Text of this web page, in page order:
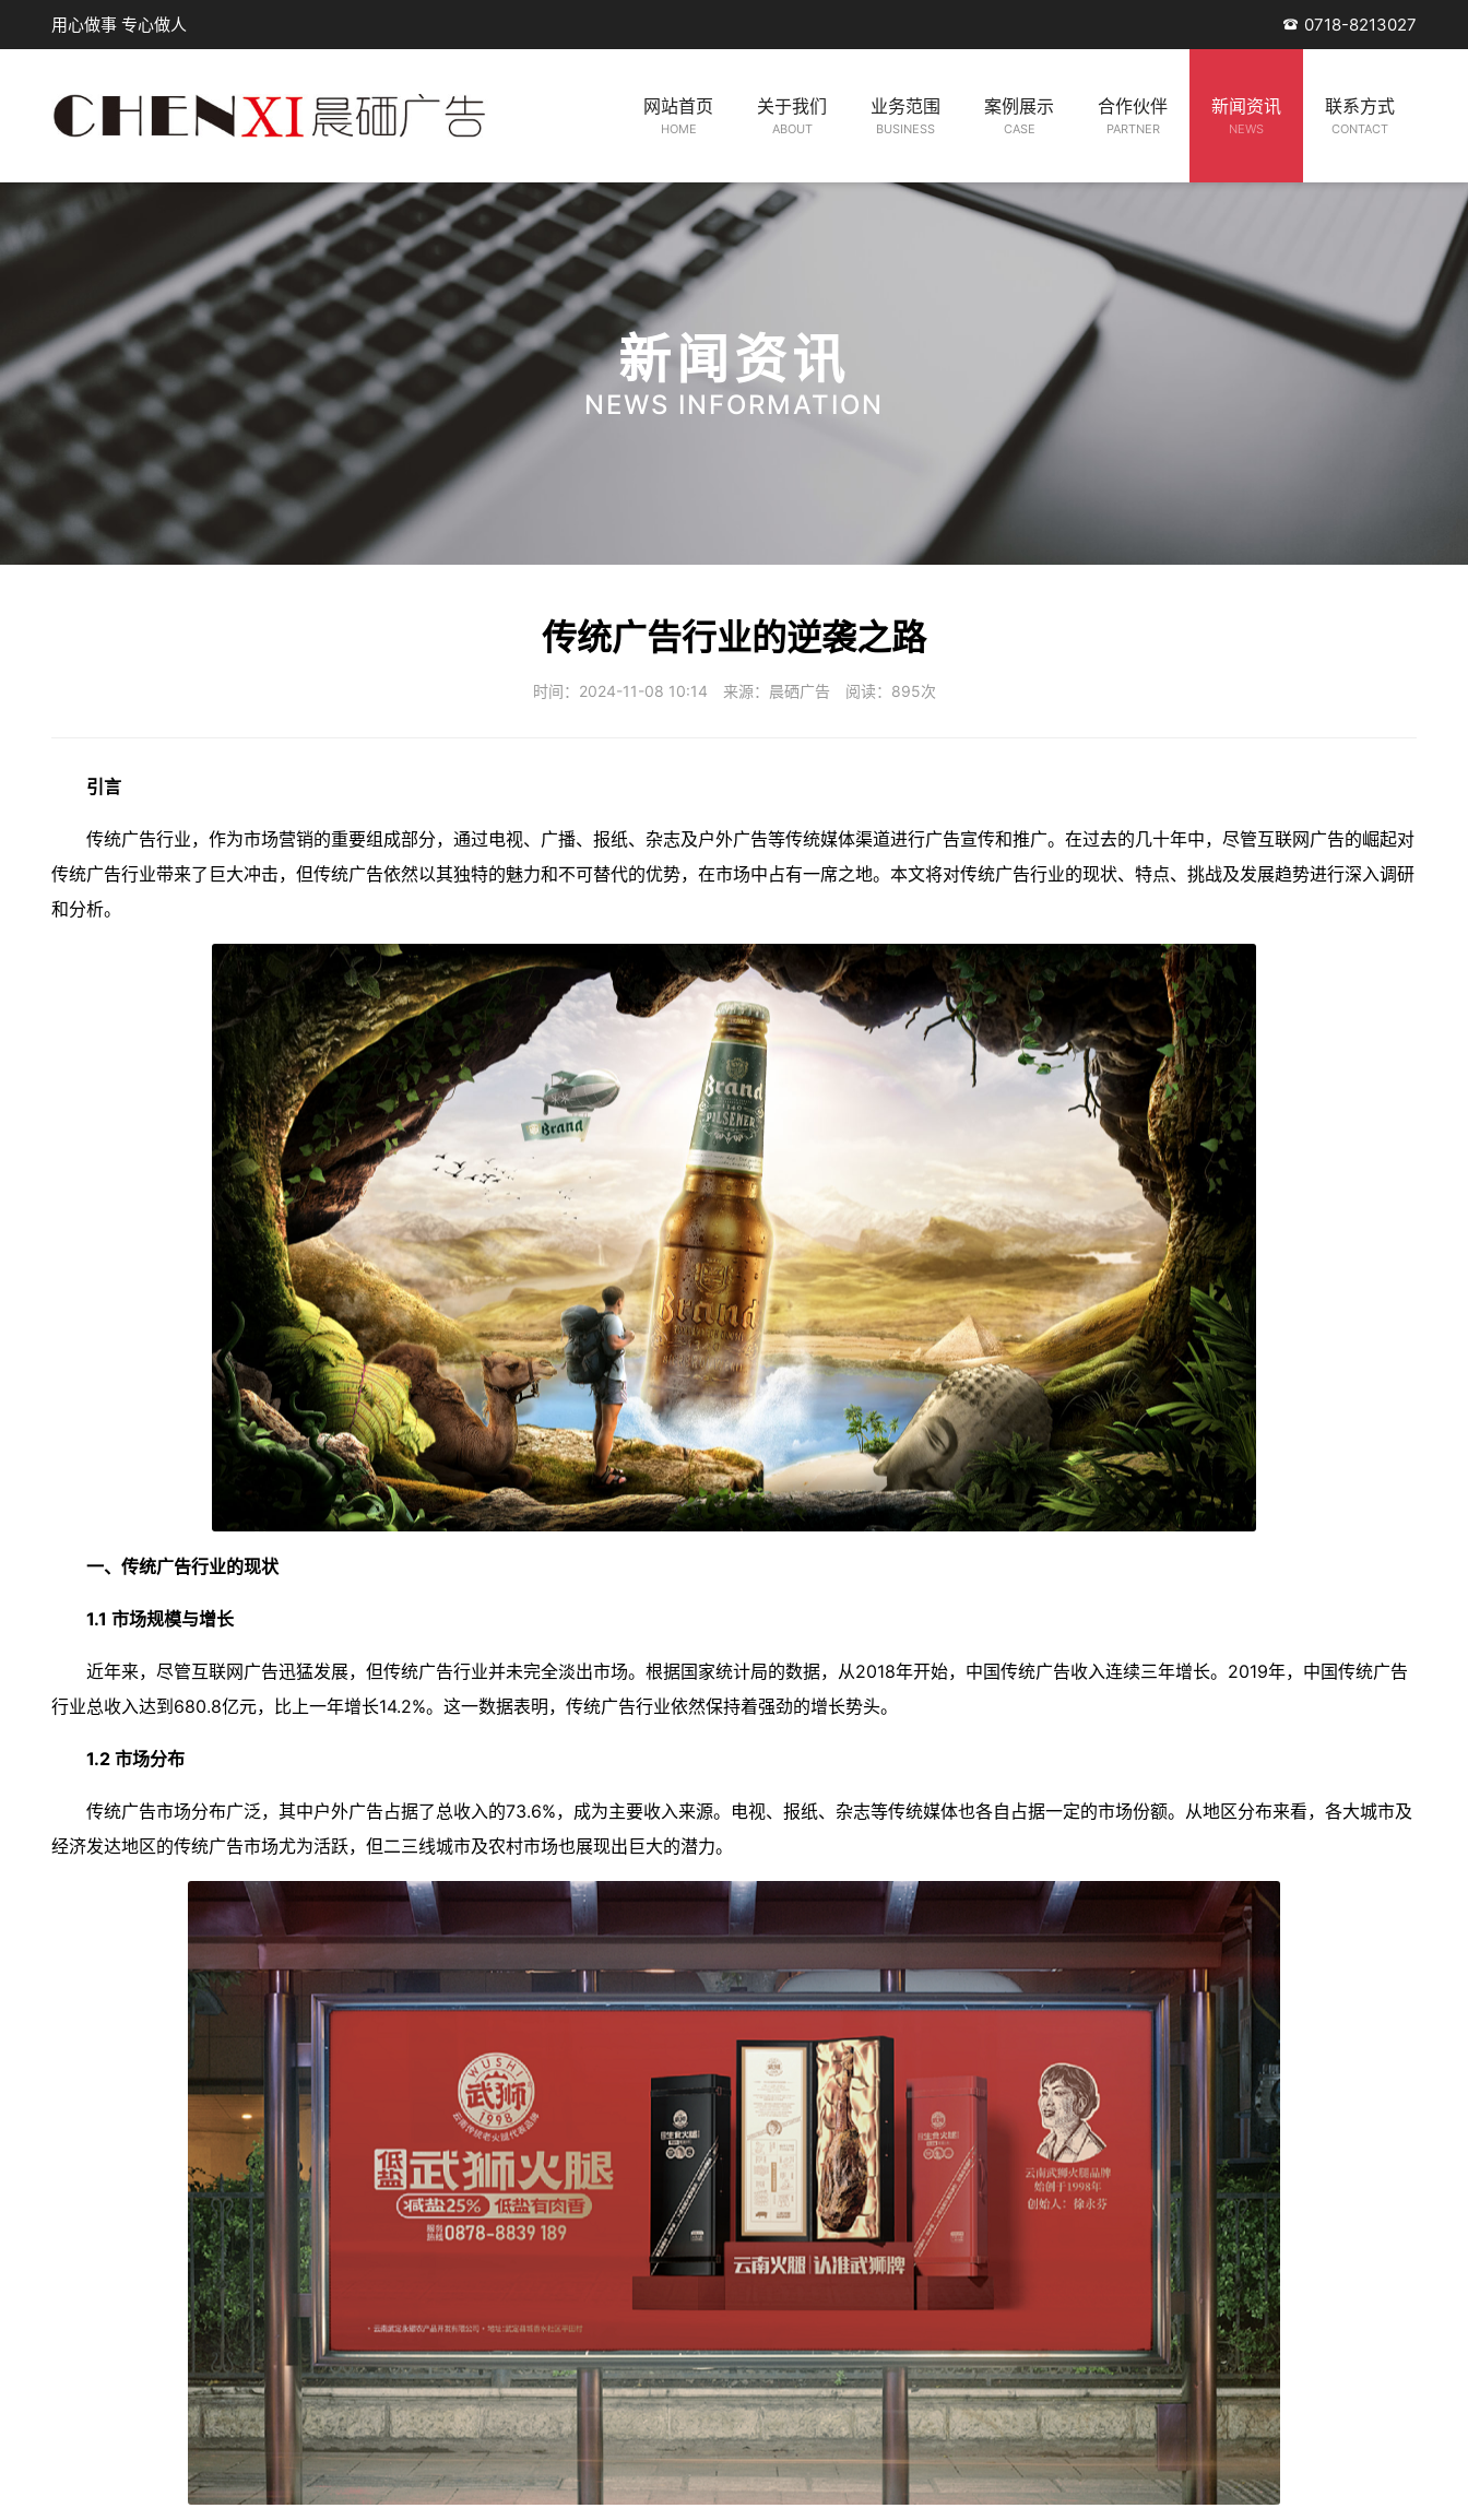
用心做事 专心做人  0718-8213027
网站首页
HOME
关于我们
ABOUT
业务范围
BUSINESS
案例展示
CASE
合作伙伴
PARTNER
新闻资讯
NEWS
联系方式
CONTACT
新闻资讯
NEWS INFORMATION
传统广告行业的逆袭之路
时间：2024-11-08 10:14 来源： 晨硒广告 阅读：895次
引言
传统广告行业，作为市场营销的重要组成部分，通过电视、广播、报纸、杂志及户外广告等传统媒体渠道进行广告宣传和推广。在过去的几十年中，尽管互联网广告的崛起对
传统广告行业带来了巨大冲击，但传统广告依然以其独特的魅力和不可替代的优势，在市场中占有一席之地。本文将对传统广告行业的现状、特点、挑战及发展趋势进行深入调研
和分析。
一、传统广告行业的现状
1.1 市场规模与增长
近年来，尽管互联网广告迅猛发展，但传统广告行业并未完全淡出市场。根据国家统计局的数据，从2018年开始，中国传统广告收入连续三年增长。2019年，中国传统广告
行业总收入达到680.8亿元，比上一年增长14.2%。这一数据表明，传统广告行业依然保持着强劲的增长势头。
1.2 市场分布
传统广告市场分布广泛，其中户外广告占据了总收入的73.6%，成为主要收入来源。电视、报纸、杂志等传统媒体也各自占据一定的市场份额。从地区分布来看，各大城市及
经济发达地区的传统广告市场尤为活跃，但二三线城市及农村市场也展现出巨大的潜力。